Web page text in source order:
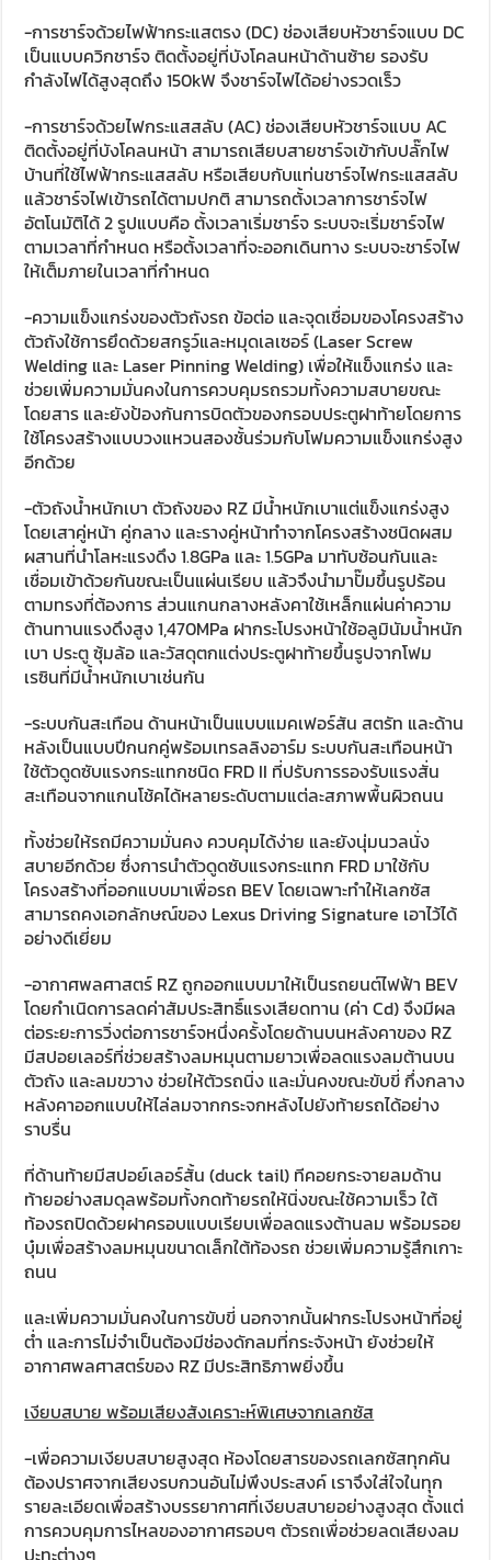
-การชาร์จด้วยไฟฟ้ากระแสตรง (DC) ช่องเสียบหัวชาร์จแบบ DC
เป็นแบบควิกชาร์จ ติดตั้งอยู่ที่บังโคลนหน้าด้านซ้าย รองรับ
กำลังไฟได้สูงสุดถึง 150kW จึงชาร์จไฟได้อย่างรวดเร็ว
-การชาร์จด้วยไฟกระแสสลับ (AC) ช่องเสียบหัวชาร์จแบบ AC
ติดตั้งอยู่ที่บังโคลนหน้า สามารถเสียบสายชาร์จเข้ากับปลั๊กไฟ
บ้านที่ใช้ไฟฟ้ากระแสสลับ หรือเสียบกับแท่นชาร์จไฟกระแสสลับ
แล้วชาร์จไฟเข้ารถได้ตามปกติ สามารถตั้งเวลาการชาร์จไฟ
อัตโนมัติได้ 2 รูปแบบคือ ตั้งเวลาเริ่มชาร์จ ระบบจะเริ่มชาร์จไฟ
ตามเวลาที่กำหนด หรือตั้งเวลาที่จะออกเดินทาง ระบบจะชาร์จไฟ
ให้เต็มภายในเวลาที่กำหนด
-ความแข็งแกร่งของตัวถังรถ ข้อต่อ และจุดเชื่อมของโครงสร้าง
ตัวถังใช้การยึดด้วยสกรูว์และหมุดเลเซอร์ (Laser Screw
Welding และ Laser Pinning Welding) เพื่อให้แข็งแกร่ง และ
ช่วยเพิ่มความมั่นคงในการควบคุมรถรวมทั้งความสบายขณะ
โดยสาร และยังป้องกันการบิดตัวของกรอบประตูฝาท้ายโดยการ
ใช้โครงสร้างแบบวงแหวนสองชั้นร่วมกับโฟมความแข็งแกร่งสูง
อีกด้วย
-ตัวถังน้ำหนักเบา ตัวถังของ RZ มีน้ำหนักเบาแต่แข็งแกร่งสูง
โดยเสาคู่หน้า คู่กลาง และรางคู่หน้าทำจากโครงสร้างชนิดผสม
ผสานที่นำโลหะแรงดึง 1.8GPa และ 1.5GPa มาทับซ้อนกันและ
เชื่อมเข้าด้วยกันขณะเป็นแผ่นเรียบ แล้วจึงนำมาปั๊มขึ้นรูปร้อน
ตามทรงที่ต้องการ ส่วนแกนกลางหลังคาใช้เหล็กแผ่นค่าความ
ต้านทานแรงดึงสูง 1,470MPa ฝากระโปรงหน้าใช้อลูมินัมน้ำหนัก
เบา ประตู ซุ้มล้อ และวัสดุตกแต่งประตูฝาท้ายขึ้นรูปจากโฟม
เรซินที่มีน้ำหนักเบาเช่นกัน
-ระบบกันสะเทือน ด้านหน้าเป็นแบบแมคเฟอร์สัน สตรัท และด้าน
หลังเป็นแบบปีกนกคู่พร้อมเทรลลิงอาร์ม ระบบกันสะเทือนหน้า
ใช้ตัวดูดซับแรงกระแทกชนิด FRD II ที่ปรับการรองรับแรงสั่น
สะเทือนจากแกนโช้คได้หลายระดับตามแต่ละสภาพพื้นผิวถนน
ทั้งช่วยให้รถมีความมั่นคง ควบคุมได้ง่าย และยังนุ่มนวลนั่ง
สบายอีกด้วย ซึ่งการนำตัวดูดซับแรงกระแทก FRD มาใช้กับ
โครงสร้างที่ออกแบบมาเพื่อรถ BEV โดยเฉพาะทำให้เลกซัส
สามารถคงเอกลักษณ์ของ Lexus Driving Signature เอาไว้ได้
อย่างดีเยี่ยม
-อากาศพลศาสตร์ RZ ถูกออกแบบมาให้เป็นรถยนต์ไฟฟ้า BEV
โดยกำเนิดการลดค่าสัมประสิทธิ์แรงเสียดทาน (ค่า Cd) จึงมีผล
ต่อระยะการวิ่งต่อการชาร์จหนึ่งครั้งโดยด้านบนหลังคาของ RZ
มีสปอยเลอร์ที่ช่วยสร้างลมหมุนตามยาวเพื่อลดแรงลมต้านบน
ตัวถัง และลมขวาง ช่วยให้ตัวรถนิ่ง และมั่นคงขณะขับขี่ กึ่งกลาง
หลังคาออกแบบให้ไล่ลมจากกระจกหลังไปยังท้ายรถได้อย่าง
ราบรื่น
ที่ด้านท้ายมีสปอย์เลอร์สั้น (duck tail) ทีคอยกระจายลมด้าน
ท้ายอย่างสมดุลพร้อมทั้งกดท้ายรถให้นิ่งขณะใช้ความเร็ว ใต้
ท้องรถปิดด้วยฝาครอบแบบเรียบเพื่อลดแรงต้านลม พร้อมรอย
บุ๋มเพื่อสร้างลมหมุนขนาดเล็กใต้ท้องรถ ช่วยเพิ่มความรู้สึกเกาะ
ถนน
และเพิ่มความมั่นคงในการขับขี่ นอกจากนั้นฝากระโปรงหน้าที่อยู่
ต่ำ และการไม่จำเป็นต้องมีช่องดักลมที่กระจังหน้า ยังช่วยให้
อากาศพลศาสตร์ของ RZ มีประสิทธิภาพยิ่งขึ้น
เงียบสบาย พร้อมเสียงสังเคราะห์พิเศษจากเลกซัส
-เพื่อความเงียบสบายสูงสุด ห้องโดยสารของรถเลกซัสทุกคัน
ต้องปราศจากเสียงรบกวนอันไม่พึงประสงค์ เราจึงใส่ใจในทุก
รายละเอียดเพื่อสร้างบรรยากาศที่เงียบสบายอย่างสูงสุด ตั้งแต่
การควบคุมการไหลของอากาศรอบๆ ตัวรถเพื่อช่วยลดเสียงลม
ปะทะต่างๆ